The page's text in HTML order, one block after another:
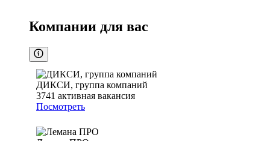
Компании для вас
ДИКСИ, группа компаний
3741 активная вакансия
Посмотреть